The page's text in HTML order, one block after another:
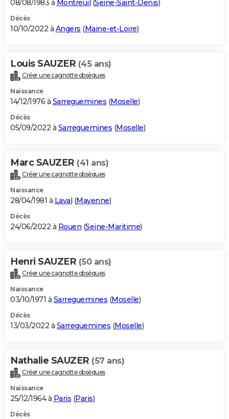
08/08/1983 à Montreuil (Seine-Saint-Denis)
Décès
10/10/2022 à Angers (Maine-et-Loire)
Louis SAUZER (45 ans)
Créer une cagnotte obsèques
Naissance
14/12/1976 à Sarreguemines (Moselle)
Décès
05/09/2022 à Sarreguemines (Moselle)
Marc SAUZER (41 ans)
Créer une cagnotte obsèques
Naissance
28/04/1981 à Laval (Mayenne)
Décès
24/06/2022 à Rouen (Seine-Maritime)
Henri SAUZER (50 ans)
Créer une cagnotte obsèques
Naissance
03/10/1971 à Sarreguemines (Moselle)
Décès
13/03/2022 à Sarreguemines (Moselle)
Nathalie SAUZER (57 ans)
Créer une cagnotte obsèques
Naissance
25/12/1964 à Paris (Paris)
Décès